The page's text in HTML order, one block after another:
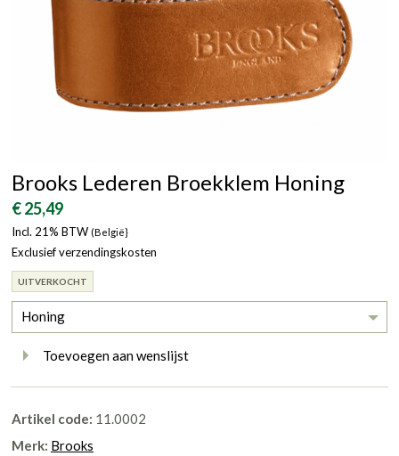
Brooks Lederen Broekklem Honing
€ 25,49
Incl. 21% BTW (België}
Exclusief verzendingskosten
UITVERKOCHT
Honing
Toevoegen aan wenslijst
Artikel code: 11.0002
Merk: Brooks